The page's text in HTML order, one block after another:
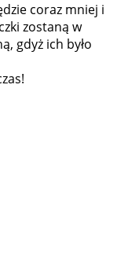
coraz mniej i
zostaną w
gdyż ich było